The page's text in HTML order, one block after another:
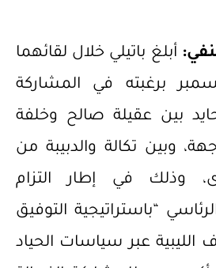
أبلغ باتيلي خلال لقائهما
ديسمبر برغبته في المشاركة
بين عقيلة صالح وخلفة
وبين تكالة والدبيبة من
وذلك في إطار التزام
“باستراتيجية التوفيق
الليبية عبر سياسات الحياد